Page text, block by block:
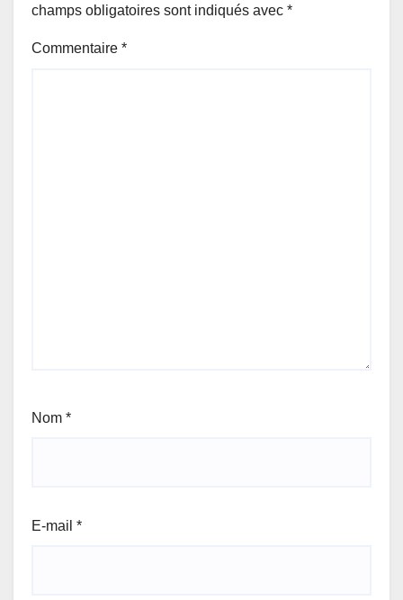
champs obligatoires sont indiqués avec *
Commentaire *
Nom *
E-mail *